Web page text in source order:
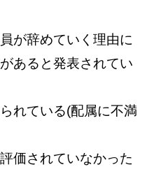
が辞めていく理由に
あると発表されてい
れている(配属に不満
価されていなかった